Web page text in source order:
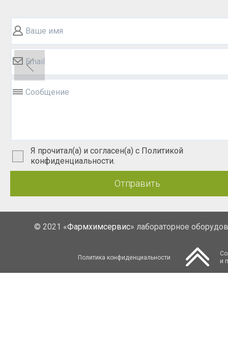
Ваше имя
Email
Сообщение
Я прочитал(а) и согласен(а) с Политикой
конфиденциальности.
Отправить
© 2021 «Фармхимсервис» лабораторное
Политика конфиденциальности
и